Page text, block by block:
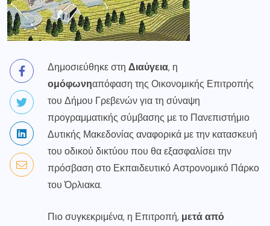
Δημοσιεύθηκε στη Διαύγεια, η
ομόφωνηαπόφαση της Οικονομικής Επιτροπής
του Δήμου Γρεβενών για τη σύναψη
προγραμματικής σύμβασης με το Πανεπιστήμιο
Δυτικής Μακεδονίας αναφορικά με την κατασκευή
του οδικού δικτύου που θα εξασφαλίσει την
πρόσβαση στο Εκπαιδευτικό Αστρονομικό Πάρκο
του Όρλιακα.
Πιο συγκεκριμένα, η Επιτροπή, μετά από